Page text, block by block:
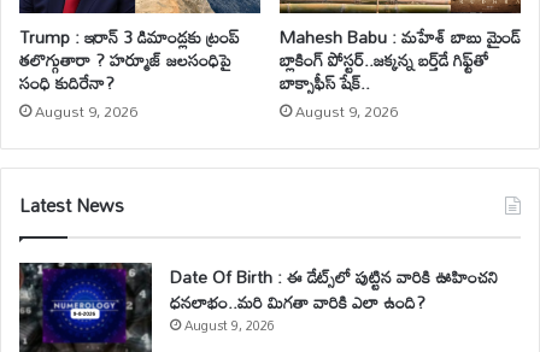
Trump : ఇరాన్ 3 డిమాండ్లకు ట్రంప్
తలొగ్గుతారా ? హర్మూజ్ జలసంధిపై
సంధి కుదిరేనా?
August 9, 2026
Mahesh Babu : మహేశ్‌ బాబు మైండ్
బ్లాకింగ్ పోస్టర్..జక్కన్న బర్త్‌డే గిఫ్ట్‌తో
బాక్సాఫీస్ షేక్..
August 9, 2026
Latest News
Date Of Birth : ఈ డేట్స్‌లో పుట్టిన వారికి ఊహించని
ధనలాభం..మరి మిగతా వారికి ఎలా ఉంది?
August 9, 2026